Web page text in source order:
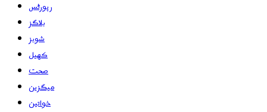
رپورٹس
بلاگز
شوبز
کھیل
صحت
میگزین
خواتین